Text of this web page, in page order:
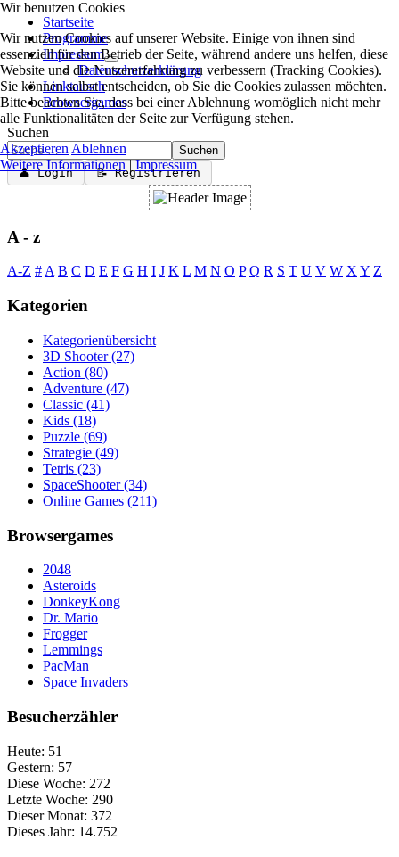
Startseite
Programme
Impressum
Datenschutzerklärung
Linktausch
Browsergames
Suchen
Suchen
👤 Login
📝 Registrieren
A - z
A-Z #A B C D E F G H I J K L M N O P Q R S T U V W XY Z
Kategorien
Kategorienübersicht
3D Shooter(27)
Action (80)
Adventure (47)
Classic (41)
Kids (18)
Puzzle (69)
Strategie (49)
Tetris (23)
SpaceShooter(34)
Online Games (211)
Browsergames
2048
Asteroids
DonkeyKong
Dr. Mario
Frogger
Lemmings
PacMan
Space Invaders
Besucherzähler
Heute: 51
Gestern: 57
Diese Woche: 272
Letzte Woche: 290
Dieser Monat: 372
Dieses Jahr: 14.752
Wir benutzen Cookies
Wir nutzen Cookies auf unserer Website. Einige von ihnen sind
essenziell für den Betrieb der Seite, während andere uns helfen, diese
Website und die Nutzererfahrung zu verbessern (Tracking Cookies).
Sie können selbst entscheiden, ob Sie die Cookies zulassen möchten.
Bitte beachten Sie, dass bei einer Ablehnung womöglich nicht mehr
alle Funktionalitäten der Seite zur Verfügung stehen.
Akzeptieren Ablehnen
Weitere Informationen|Impressum